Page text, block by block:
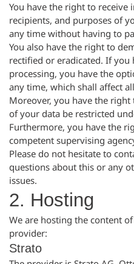
You have the right to
recipients, and purposes of
any time without having to
You also have the right to
rectified or eradicated. If you
processing, you have the
any time, which shall affect
Moreover, you have the
of your data be restricted
Furthermore, you have the
competent supervising
Please do not hesitate to
questions about this or any
issues.
2. Hosting
We are hosting the content
provider:
Strato